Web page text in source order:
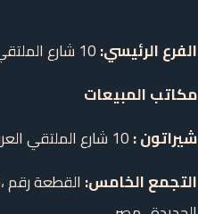
الفرع الرئيسي:
مكاتب المبيعات
شيراتون :
التجمع الخامس: